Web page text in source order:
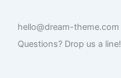
hello@dream-theme.com
Questions? Drop us a line!